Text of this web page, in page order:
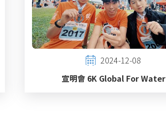
2024-12-08
宣明會 6K Global For Water